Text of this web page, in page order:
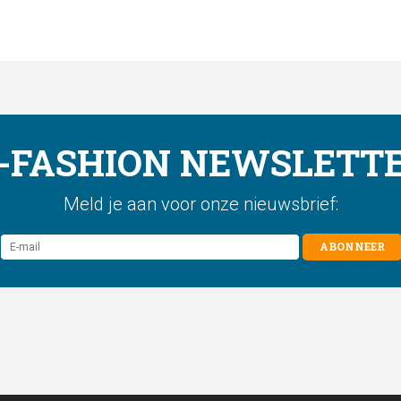
FASHION
Meld je aan voor onze nieuwsbrief:
ABONNEER